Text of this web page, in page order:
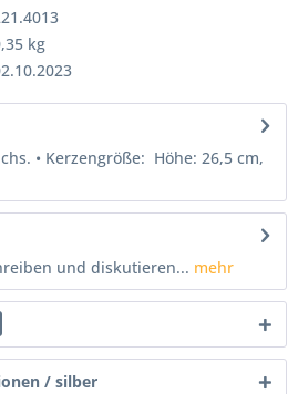
kg
• Kerzengröße: Höhe: 26,5 cm,
und diskutieren... mehr
/ silber